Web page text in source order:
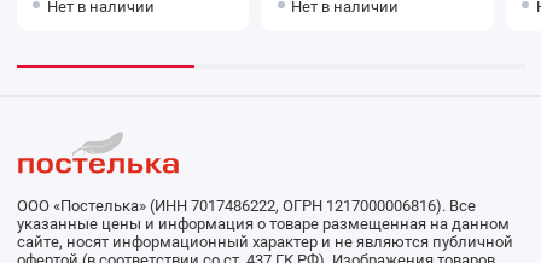
Нет в наличии Нет в наличии
ООО «Постелька» (ИНН 7017486222, ОГРН 1217000006816). Все
указанные цены и информация о товаре размещенная на данном
сайте, носят информационный характер и не являются публичной